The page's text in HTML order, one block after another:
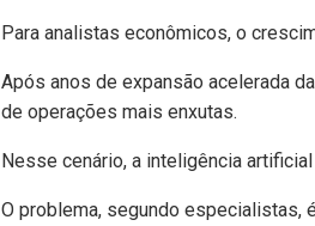
Para analistas econômicos, o
Após anos de expansão acelerada
de operações mais enxutas.
Nesse cenário, a inteligência
O problema, segundo especialistas,